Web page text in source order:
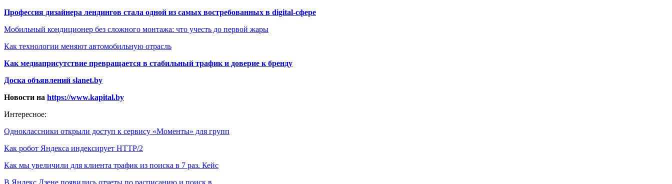
Профессия дизайнера лендингов стала одной из самых востребованных в digital-сфере
Мобильный кондиционер без сложного монтажа: что учесть до первой жары
Как технологии меняют автомобильную отрасль
Как медиаприсутствие превращается в стабильный трафик и доверие к бренду
Доска объявлений slanet.by
Новости на https://www.kapital.by
Интересное:
Одноклассники открыли доступ к сервису «Моменты» для групп
Как робот Яндекса индексирует HTTP/2
Как мы увеличили для клиента трафик из поиска в 7 раз. Кейс
В Яндекс.Дзене появились отчеты по расписанию и поиск в…